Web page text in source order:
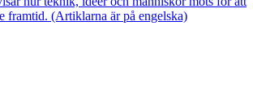
framtid. (Artiklarna är på engelska)